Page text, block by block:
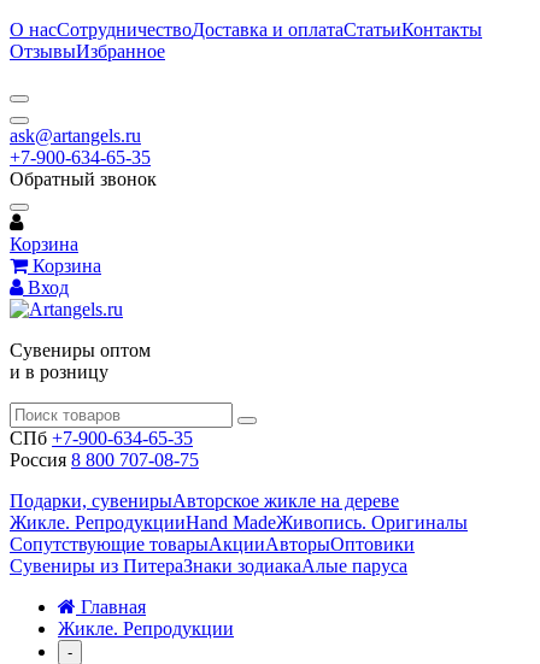
О насСотрудничествоДоставка и оплатаСтатьиКонтакты
ОтзывыИзбранное
ask@artangels.ru
+7-900-634-65-35
Обратный звонок
Корзина
Корзина
Вход
Сувениры оптом
и в розницу
СПб +7-900-634-65-35
Россия 8 800 707-08-75
Подарки, сувенирыАвторское жикле на дереве
Жикле. РепродукцииHand MadeЖивопись. Оригиналы
Сопутствующие товарыАкцииАвторыОптовики
Сувениры из ПитераЗнаки зодиакаАлые паруса
Главная
Жикле. Репродукции
-